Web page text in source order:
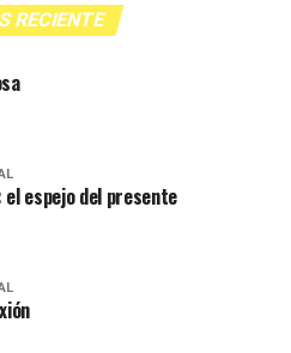
RECIENTE
el espejo del presente